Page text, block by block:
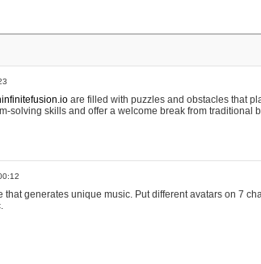
are filled with puzzles and obstacles that
solving skills and offer a welcome break from traditional
that generates unique music. Put different avatars on 7